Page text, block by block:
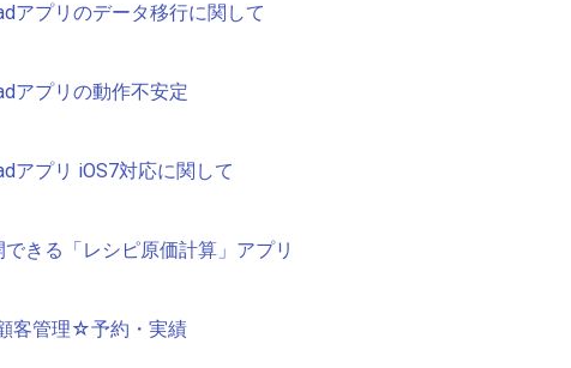
アプリのデータ移行に関して
アプリの動作不安定
アプリ iOS7対応に関して
きる「レシピ原価計算」アプリ
客管理☆予約・実績